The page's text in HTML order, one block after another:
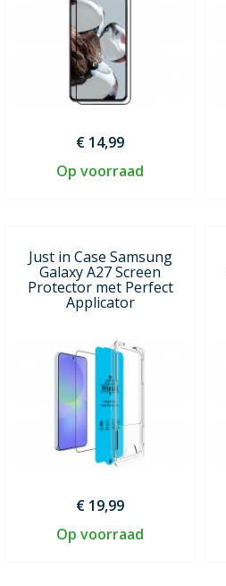
€ 14,99
Op voorraad
Just in Case Samsung
Galaxy A27 Screen
Protector met Perfect
Applicator
€ 19,99
Op voorraad